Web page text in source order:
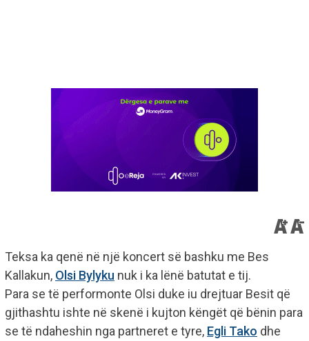
Teksa ka qenë në një koncert së bashku me Bes
Kallakun, Olsi Bylyku nuk i ka lënë batutat e tij.
Para se të performonte Olsi duke iu drejtuar Besit që
gjithashtu ishte në skenë i kujton këngët që bënin para
se të ndaheshin nga partneret e tyre, Egli Tako dhe